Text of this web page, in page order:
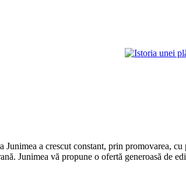
a crescut constant, prin promovarea,
Junimea vă propune o ofertă generoasă de